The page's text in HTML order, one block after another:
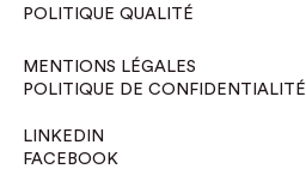
POLITIQUE QUALITÉ
MENTIONS LÉGALES
POLITIQUE DE CONFIDENTIALITÉ
LINKEDIN
FACEBOOK